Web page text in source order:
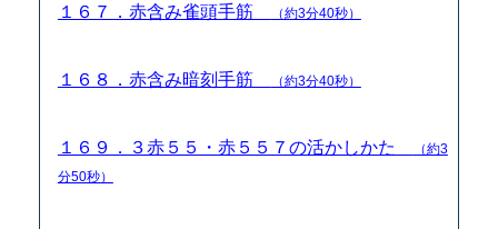
１６７．赤含み雀頭手筋 （約3分40秒）
１６８．赤含み暗刻手筋 （約3分40秒）
１６９．３赤５５・赤５５７の活かしかた
（約3
分50秒）